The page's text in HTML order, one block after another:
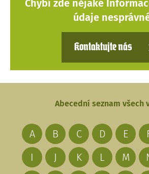
Chybí zde nějaké
údaje
Kontaktujte nás
Abecední seznam všech
A B C D E
I
J K L M